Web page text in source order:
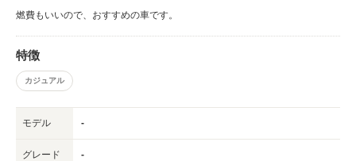
燃費もいいので、おすすめの車です。
特徴
カジュアル
モデル -
グレード -